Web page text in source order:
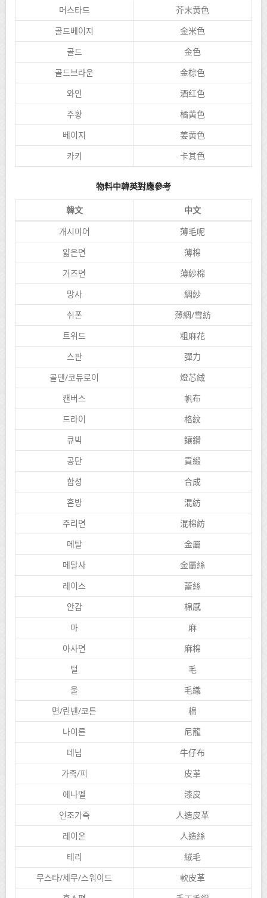
머스타드
芥末黄色
골드베이지
金米色
골드
金色
골드브라운
金棕色
와인
酒红色
주황
橘黄色
베이지
姜黄色
카키
卡其色
物料中韓英對應參考
韓文
中文
개시미어
薄毛呢
얇은면
薄棉
거즈면
薄紗棉
망사
綢紗
쉬폰
薄綢/雪紡
트위드
粗麻花
스판
彈力
골덴/코듀로이
燈芯絨
캔버스
帆布
드라이
格紋
큐빅
鑲鑽
공단
貢緞
합성
合成
혼방
混紡
주리면
混棉紡
메탈
金屬
메탈사
金屬絲
레이스
蕾絲
안감
棉感
마
麻
아사면
麻棉
털
毛
울
毛織
면/린넨/코튼
棉
나이론
尼龍
데님
牛仔布
가죽/피
皮革
에나멜
漆皮
인조가죽
人造皮革
레이온
人造絲
테리
絨毛
무스타/세무/스워이드
軟皮革